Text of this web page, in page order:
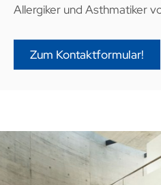
Allergiker und Asthmatiker
Zum Kontaktformular!